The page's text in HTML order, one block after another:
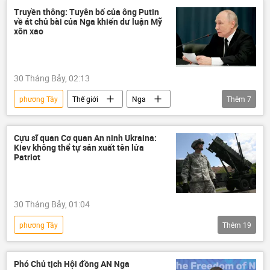
Iraq
Oreshnik công nghệ
xuất khẩu
Maria Zakharova
Nga
Bộ Ngoại giao Nga
Chính trị
Truyền thông: Tuyên bố của ông Putin
về át chủ bài của Nga khiến dư luận Mỹ
xôn xao
30 Tháng Bảy, 02:13
phương Tây Thế giới
Nga
Liên bang Nga
Vladimir Putin
lực lượng vũ trang Nga
Châu Âu
Hoa Kỳ
Zircon Báo chí thế giới
Thêm 7
Cựu sĩ quan Cơ quan An ninh Ukraina:
Kiev không thể tự sản xuất tên lửa
Patriot
30 Tháng Bảy, 01:04
phương Tây
Chiến dịch quân sự đặc biệt tại Ukraina
Ukraina
Nga
NATO
Thêm 19
Phó Chủ tịch Hội đồng AN Nga